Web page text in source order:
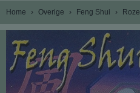
Home › Overige › Feng Shui ›